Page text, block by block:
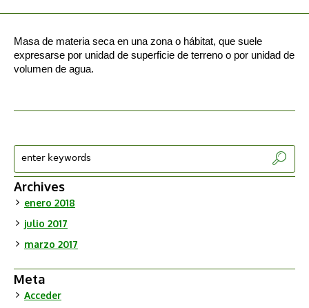
Masa de materia seca en una zona o hábitat, que suele
expresarse por unidad de superficie de terreno o por unidad de
volumen de agua.
Archives
enero 2018
julio 2017
marzo 2017
Meta
Acceder